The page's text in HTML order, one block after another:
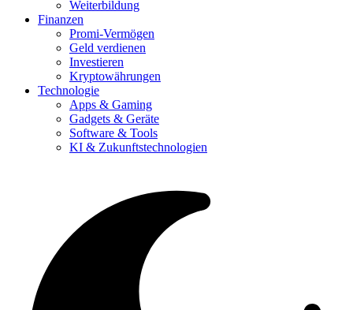
Weiterbildung
Finanzen
Promi-Vermögen
Geld verdienen
Investieren
Kryptowährungen
Technologie
Apps & Gaming
Gadgets & Geräte
Software & Tools
KI & Zukunftstechnologien